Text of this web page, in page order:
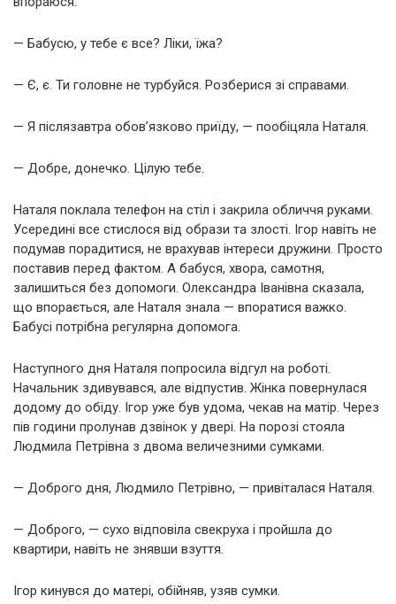
— Бабусю, у тебе є все? Ліки, їжа?
— Є, є. Ти головне не турбуйся. Розберися зі справами.
— Я післязавтра обов’язково приїду, — пообіцяла Наталя.
— Добре, донечко. Цілую тебе.
Наталя поклала телефон на стіл і закрила обличчя руками.
Усередині все стислося від образи та злості. Ігор навіть не
подумав порадитися, не врахував інтереси дружини. Просто
поставив перед фактом. А бабуся, хвора, самотня,
залишиться без допомоги. Олександра Іванівна сказала,
що впорається, але Наталя знала — впоратися важко.
Бабусі потрібна регулярна допомога.
Наступного дня Наталя попросила відгул на роботі.
Начальник здивувався, але відпустив. Жінка повернулася
додому до обіду. Ігор уже був удома, чекав на матір. Через
пів години пролунав дзвінок у двері. На порозі стояла
Людмила Петрівна з двома величезними сумками.
— Доброго дня, Людмило Петрівно, — привіталася Наталя.
— Доброго, — сухо відповіла свекруха і пройшла до
квартири, навіть не знявши взуття.
Ігор кинувся до матері, обійняв, узяв сумки.